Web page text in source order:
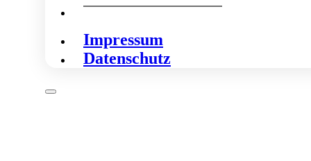
Impressum
Datenschutz